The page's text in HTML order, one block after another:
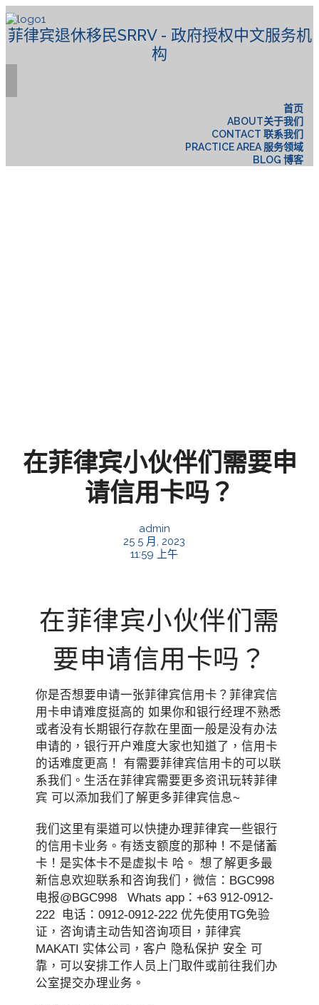
菲律宾退休移民SRRV - 政府授权中文服务机
构
首页
ABOUT关于我们
CONTACT 联系我们
PRACTICE AREA 服务领域
BLOG 博客
在菲律宾小伙伴们需要申
请信用卡吗？
admin
25 5 月, 2023
11:59 上午
在菲律宾小伙伴们需
要申请信用卡吗？
你是否想要申请一张菲律宾信用卡？菲律宾信
用卡申请难度挺高的 如果你和银行经理不熟悉
或者没有长期银行存款在里面一般是没有办法
申请的，银行开户难度大家也知道了，信用卡
的话难度更高！ 有需要菲律宾信用卡的可以联
系我们。生活在菲律宾需要更多资讯玩转菲律
宾 可以添加我们了解更多菲律宾信息~
我们这里有渠道可以快捷办理菲律宾一些银行
的信用卡业务。有透支额度的那种！不是储蓄
卡！是实体卡不是虚拟卡 哈。 想了解更多最
新信息欢迎联系和咨询我们，微信：BGC998
电报@BGC998 Whats app：+63 912-0912-
222 电话：0912-0912-222 优先使用TG免验
证，咨询请主动告知咨询项目，菲律宾
MAKATI 实体公司，客户 隐私保护 安全 可
靠，可以安排工作人员上门取件或前往我们办
公室提交办理业务。